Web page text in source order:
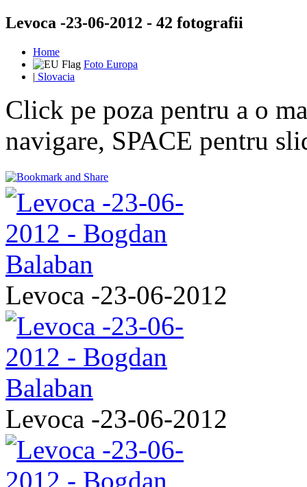
Levoca -23-06-2012 - 42 fotografii
Home
Foto Europa
| Slovacia
Click pe poza pentru a o
navigare, SPACE pentru
Levoca -23-06-2012
Levoca -23-06-2012